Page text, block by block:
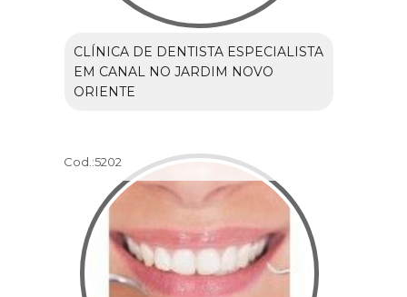
CLÍNICA DE DENTISTA ESPECIALISTA
EM CANAL NO JARDIM NOVO
ORIENTE
Cod.:5202